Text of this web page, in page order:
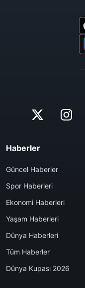
Haberler
Güncel Haberler
Spor Haberleri
Ekonomi Haberleri
Yaşam Haberleri
Dünya Haberleri
Tüm Haberler
Dünya Kupası 2026